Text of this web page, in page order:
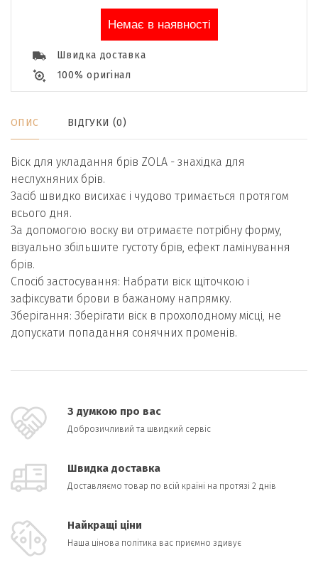
Немає в наявності
Швидка доставка
100% оригінал
ОПИС ВІДГУКИ (0)
Віск для укладання брів ZOLA - знахідка для
неслухняних брів.
Засіб швидко висихає і чудово тримається протягом
всього дня.
За допомогою воску ви отримаєте потрібну форму,
візуально збільшите густоту брів, ефект ламінування
брів.
Спосіб застосування: Набрати віск щіточкою і
зафіксувати брови в бажаному напрямку.
Зберігання: Зберігати віск в прохолодному місці, не
допускати попадання сонячних променів.
З думкою про вас
Доброзичливий та швидкий сервіс
Швидка доставка
Доставляємо товар по всій країні на протязі 2 днів
Найкращі ціни
Наша цінова політика вас приємно здивує